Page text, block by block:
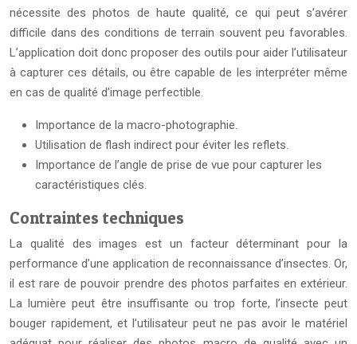
nécessite des photos de haute qualité, ce qui peut s’avérer
difficile dans des conditions de terrain souvent peu favorables.
L’application doit donc proposer des outils pour aider l’utilisateur
à capturer ces détails, ou être capable de les interpréter même
en cas de qualité d’image perfectible.
Importance de la macro-photographie.
Utilisation de flash indirect pour éviter les reflets.
Importance de l’angle de prise de vue pour capturer les
caractéristiques clés.
Contraintes techniques
La qualité des images est un facteur déterminant pour la
performance d’une application de reconnaissance d’insectes. Or,
il est rare de pouvoir prendre des photos parfaites en extérieur.
La lumière peut être insuffisante ou trop forte, l’insecte peut
bouger rapidement, et l’utilisateur peut ne pas avoir le matériel